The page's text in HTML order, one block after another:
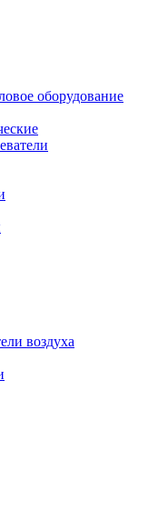
оборудование
воздуха